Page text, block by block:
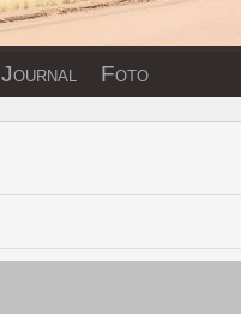
Journal Foto